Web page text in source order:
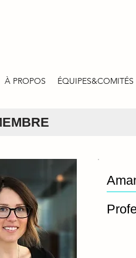
À PROPOS ÉQUIPES&COMITÉS